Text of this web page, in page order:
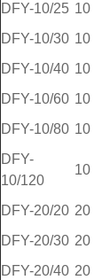
DFY-10/25 10
DFY-10/30 10
DFY-10/40 10
DFY-10/60 10
DFY-10/80 10
DFY-
10/120
10
DFY-20/20 20
DFY-20/30 20
DFY-20/40 20